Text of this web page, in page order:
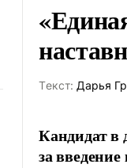
Tекст: Дарья
Кандидат в
за